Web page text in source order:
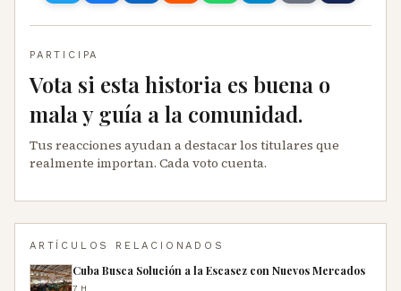
PARTICIPA
Vota si esta historia es buena o
mala y guía a la comunidad.
Tus reacciones ayudan a destacar los titulares que
realmente importan. Cada voto cuenta.
ARTÍCULOS RELACIONADOS
Cuba Busca Solución a la Escasez con Nuevos Mercados
7H